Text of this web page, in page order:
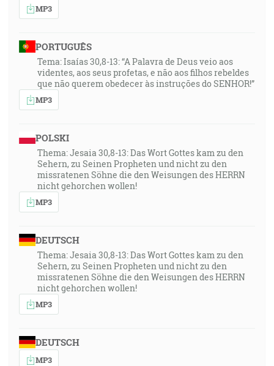
MP3
PORTUGUÊS
Tema: Isaías 30,8-13: “A Palavra de Deus veio aos
videntes, aos seus profetas, e não aos filhos rebeldes
que não querem obedecer às instruções do SENHOR!”
MP3
POLSKI
Thema: Jesaia 30,8-13: Das Wort Gottes kam zu den
Sehern, zu Seinen Propheten und nicht zu den
missratenen Söhne die den Weisungen des HERRN
nicht gehorchen wollen!
MP3
DEUTSCH
Thema: Jesaia 30,8-13: Das Wort Gottes kam zu den
Sehern, zu Seinen Propheten und nicht zu den
missratenen Söhne die den Weisungen des HERRN
nicht gehorchen wollen!
MP3
DEUTSCH
MP3